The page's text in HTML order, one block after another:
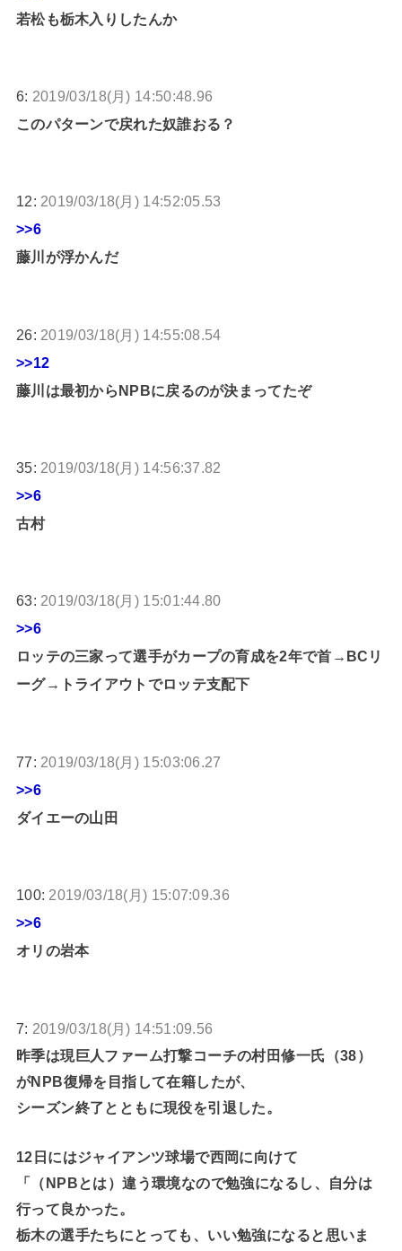
若松も栃木入りしたんか
6: 2019/03/18(月) 14:50:48.96
このパターンで戻れた奴誰おる？
12: 2019/03/18(月) 14:52:05.53
>>6
藤川が浮かんだ
26: 2019/03/18(月) 14:55:08.54
>>12
藤川は最初からNPBに戻るのが決まってたぞ
35: 2019/03/18(月) 14:56:37.82
>>6
古村
63: 2019/03/18(月) 15:01:44.80
>>6
ロッテの三家って選手がカープの育成を2年で首→BCリ
ーグ→トライアウトでロッテ支配下
77: 2019/03/18(月) 15:03:06.27
>>6
ダイエーの山田
100: 2019/03/18(月) 15:07:09.36
>>6
オリの岩本
7: 2019/03/18(月) 14:51:09.56
昨季は現巨人ファーム打撃コーチの村田修一氏（38）
がNPB復帰を目指して在籍したが、
シーズン終了とともに現役を引退した。
12日にはジャイアンツ球場で西岡に向けて
「（NPBとは）違う環境なので勉強になるし、自分は
行って良かった。
栃木の選手たちにとっても、いい勉強になると思いま